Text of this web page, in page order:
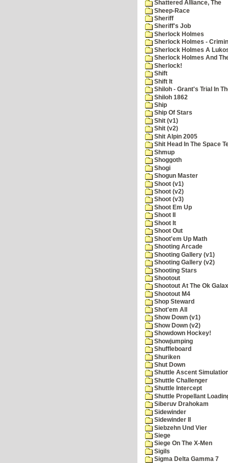
Shattered Alliance, The
Sheep-Race
Sheriff
Sheriff's Job
Sherlock Holmes
Sherlock Holmes -
Sherlock Holmes A
Sherlock Holmes And
Sherlock!
Shift
Shift It
Shiloh - Grant's Trial In
Shiloh 1862
Ship
Ship Of Stars
Shit (v1)
Shit (v2)
Shit Alpin 2005
Shit Head In The Space
Shmup
Shoggoth
Shogi
Shogun Master
Shoot (v1)
Shoot (v2)
Shoot (v3)
Shoot Em Up
Shoot II
Shoot It
Shoot Out
Shoot'em Up Math
Shooting Arcade
Shooting Gallery (v1)
Shooting Gallery (v2)
Shooting Stars
Shootout
Shootout At The Ok
Shootout M4
Shop Steward
Shot'em All
Show Down (v1)
Show Down (v2)
Showdown Hockey!
Showjumping
Shuffleboard
Shuriken
Shut Down
Shuttle Ascent
Shuttle Challenger
Shuttle Intercept
Shuttle Propellant
Siberuv Drahokam
Sidewinder
Sidewinder II
Siebzehn Und Vier
Siege
Siege On The X-Men
Sigils
Sigma Delta Gamma 7